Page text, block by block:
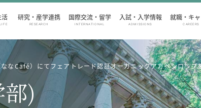
研究・産学連携
RESEARCH
国際交流・留学
INTERNATIONAL
入試・入学情報
ADMISSIONS
就職・キ
CAREERS
Café）にてフェアトレード認証オーガニックアガベシロップ
)